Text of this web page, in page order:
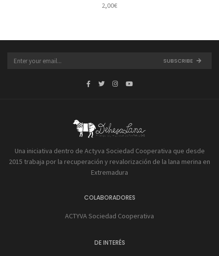
2,00€
SUBSCRIBE
Una iniciativa dentro de Actyva Sociedad Cooperativa que desde
2015 trabaja por la recuperación y revalorización de la lana merina en
Extremadura
COLABORADORES
ACTYVA Sociedad Cooperativa
DE INTERÉS